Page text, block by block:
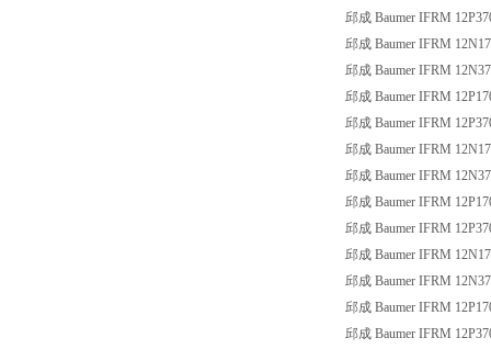
邱成 Baumer IFRM
邱成 Baumer IFRM
邱成 Baumer IFRM
邱成 Baumer IFRM
邱成 Baumer IFRM
邱成 Baumer IFRM
邱成 Baumer IFRM
邱成 Baumer IFRM
邱成 Baumer IFRM
邱成 Baumer IFRM
邱成 Baumer IFRM
邱成 Baumer IFRM
邱成 Baumer IFRM